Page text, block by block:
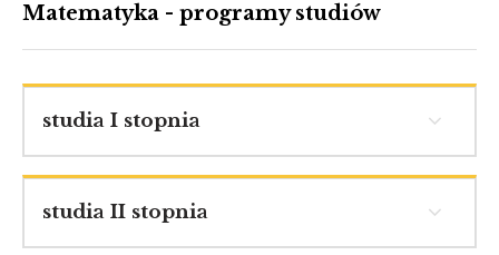
Matematyka - programy studiów
studia I stopnia
studia II stopnia